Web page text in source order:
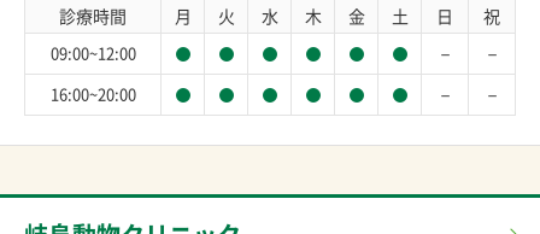
診療時間 月 火 水 木 金 土 日 祝
09:00~12:00 － －
16:00~20:00 － －